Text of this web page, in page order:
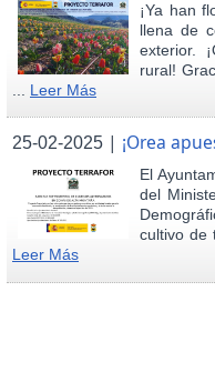
¡Ya han
llena de
exterior.
rural!
... Leer Más
25-02-2025 | ¡Orea
El
del
cultivo de
Leer Más